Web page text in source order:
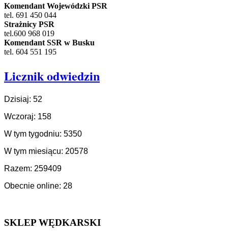
Komendant Wojewódzki PSR
tel. 691 450 044
Strażnicy PSR
tel.600 968 019
Komendant SSR w Busku
tel. 604 551 195
Licznik odwiedzin
Dzisiaj: 52
Wczoraj: 158
W tym tygodniu: 5350
W tym miesiącu: 20578
Razem: 259409
Obecnie online: 28
SKLEP WĘDKARSKI